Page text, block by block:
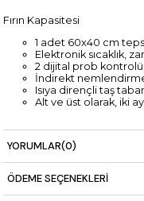
Fırın Kapasitesi
1 adet 60x40 cm
Elektronik sıcaklık,
2 dijital prob kontrolü,
İndirekt
Isıya dirençli taş
Alt ve üst olarak, iki
2,8 Elek. kW - 50/60
Boyutlar 85x98x43 cm
Ağırlık 65 (kg)
YORUMLAR(0)
ÖDEME SEÇENEKLERI